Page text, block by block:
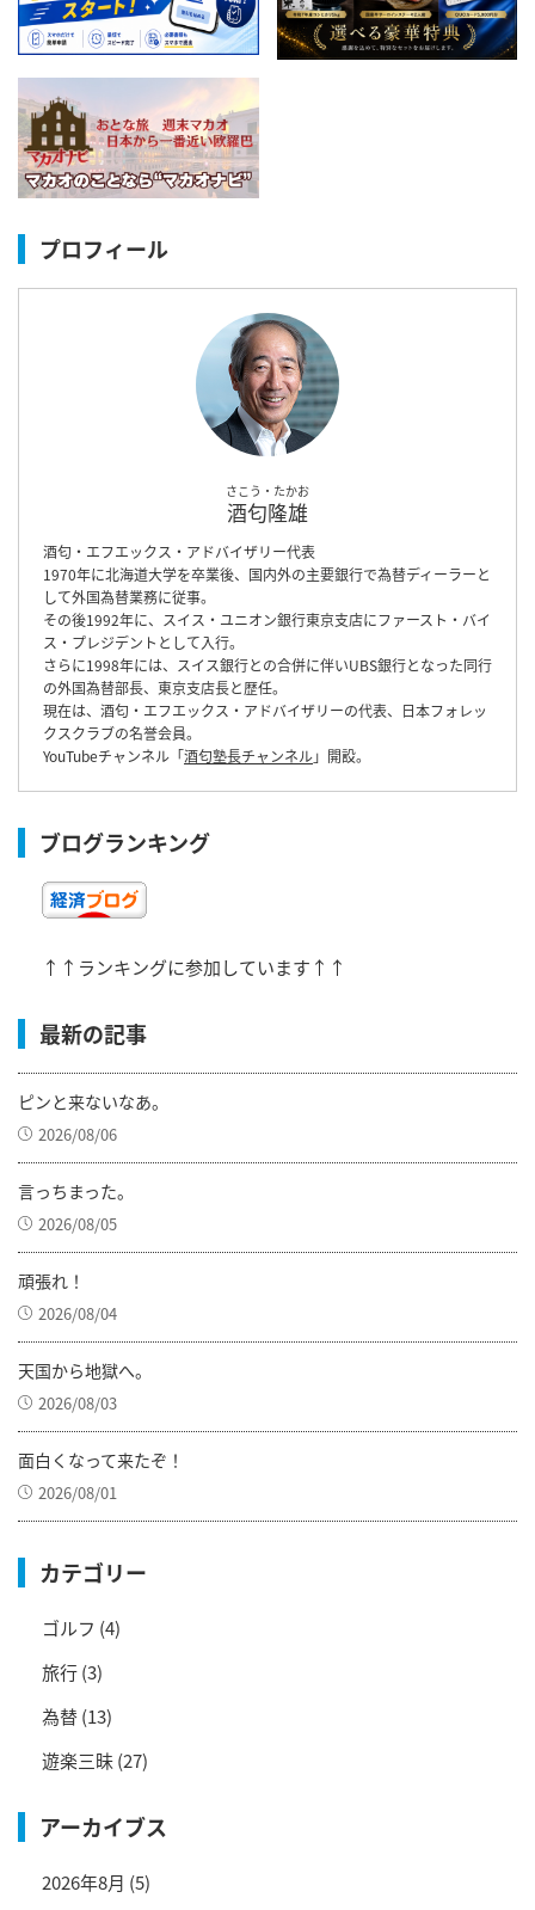
プロフィール
さこう・たかお
酒匂隆雄
酒匂・エフエックス・アドバイザリー代表
1970年に北海道大学を卒業後、国内外の主要銀行で為替ディーラーと
して外国為替業務に従事。
その後1992年に、スイス・ユニオン銀行東京支店にファースト・バイ
ス・プレジデントとして入行。
さらに1998年には、スイス銀行との合併に伴いUBS銀行となった同行
の外国為替部長、東京支店長と歴任。
現在は、酒匂・エフエックス・アドバイザリーの代表、日本フォレッ
クスクラブの名誉会員。
YouTubeチャンネル「酒匂塾長チャンネル」開設。
ブログランキング
↑↑ランキングに参加しています↑↑
最新の記事
ピンと来ないなあ。
2026/08/06
言っちまった。
2026/08/05
頑張れ！
2026/08/04
天国から地獄へ。
2026/08/03
面白くなって来たぞ！
2026/08/01
カテゴリー
ゴルフ (4)
旅行(3)
為替(13)
遊楽三昧(27)
アーカイブス
2026年8月 (5)